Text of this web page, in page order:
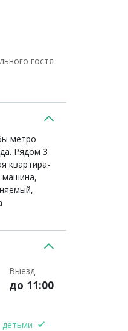
гостя
метро
Рядом 3
квартира-
машина,
Выезд
до 11:00
детьми